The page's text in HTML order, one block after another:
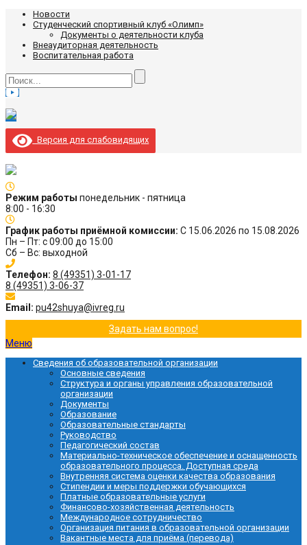
Новости
Студенческий спортивный клуб «Олимп»
Документы о деятельности клуба
Внеаудиторная деятельность
Воспитательная работа
Версия для слабовидящих
Режим работы понедельник - пятница
8:00 - 16:30
График работы приёмной комиссии: С 15.06.2026 по 15.08.2026
Пн – Пт: с 09:00 до 15:00
Сб – Вс: выходной
Телефон: 8 (49351) 3-01-17
8 (49351) 3-06-37
Email: pu42shuya@ivreg.ru
Задать нам вопрос!
Меню
Сведения об образовательной организации
Основные сведения
Структура и органы управления образовательной
организации
Документы
Образование
Образовательные стандарты
Руководство
Педагогический состав
Материально-техническое обеспечение и оснащенность
образовательного процесса. Доступная среда
Внутренняя система оценки качества образования
Стипендии и меры поддержки обучающихся
Платные образовательные услуги
Финансово-хозяйственная деятельность
Международное сотрудничество
Организация питания в образовательной организации
Вакантные места для приёма (перевода)